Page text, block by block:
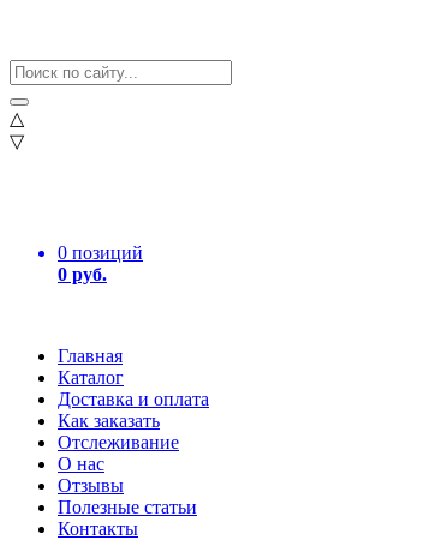
△
▽
0 позиций
0 руб.
Главная
Каталог
Доставка и оплата
Как заказать
Отслеживание
О нас
Отзывы
Полезные статьи
Контакты